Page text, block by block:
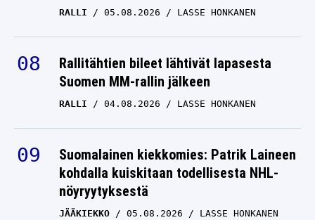
RALLI 05.08.2026 LASSE HONKANEN
Rallitähtien bileet lähtivät lapasesta
Suomen MM-rallin jälkeen
RALLI 04.08.2026 LASSE HONKANEN
Suomalainen kiekkomies: Patrik Laineen
kohdalla kuiskitaan todellisesta NHL-
nöyryytyksestä
JÄÄKIEKKO 05.08.2026 LASSE HONKANEN